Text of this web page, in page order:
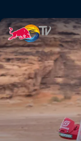
4.